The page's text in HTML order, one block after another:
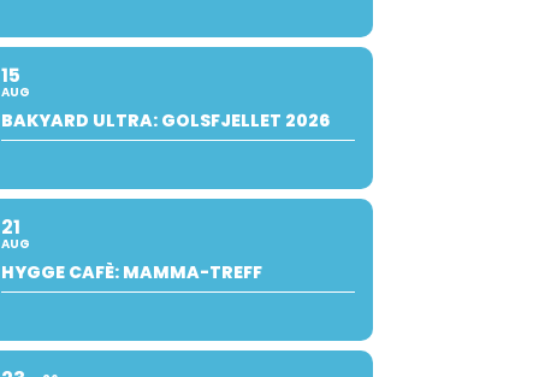
15
AUG
BAKYARD ULTRA: GOLSFJELLET 2026
21
AUG
HYGGE CAFÈ: MAMMA-TREFF